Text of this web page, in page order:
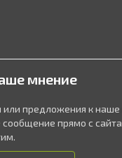
мнение
или предложения к
сообщение прямо с